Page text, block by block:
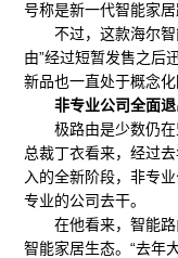
号称是新一代智能家居
不过，这款海尔智
由”经过短暂发售之后
新品也一直处于概念
非专业公司全面退
极路由是少数仍在
总裁丁衣看来，经过
入的全新阶段，非专
专业的公司去干。
在他看来，智能路
智能家居生态。“去年